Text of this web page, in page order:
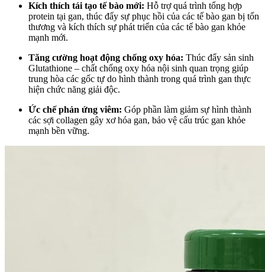
Kích thích tái tạo tế bào mới: Hỗ trợ quá trình tổng hợp
protein tại gan, thúc đẩy sự phục hồi của các tế bào gan bị tổn
thương và kích thích sự phát triển của các tế bào gan khỏe
mạnh mới.
Tăng cường hoạt động chống oxy hóa: Thúc đẩy sản sinh
Glutathione – chất chống oxy hóa nội sinh quan trọng giúp
trung hòa các gốc tự do hình thành trong quá trình gan thực
hiện chức năng giải độc.
Ức chế phản ứng viêm: Góp phần làm giảm sự hình thành
các sợi collagen gây xơ hóa gan, bảo vệ cấu trúc gan khỏe
mạnh bền vững.